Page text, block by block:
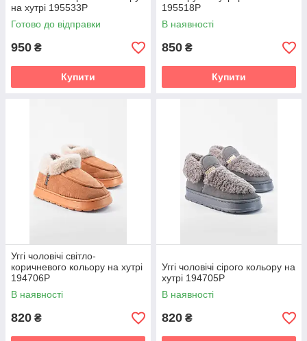
на хутрі 195533P
Готово до відправки
950 ₴
Купити
195518P
В наявності
850 ₴
Купити
Уггі чоловічі світло-
коричневого кольору на хутрі
194706P
В наявності
820 ₴
Уггі чоловічі сірого кольору на
хутрі 194705P
В наявності
820 ₴